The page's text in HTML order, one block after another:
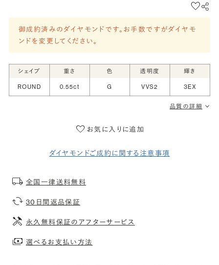
御成約済みのダイヤモンドです。お手数ですがダイヤモ
ンドを変更してください。
シェイプ 重さ 色 透明度 輝き
ROUND 0.55ct G VVS2 3EX
品質の詳細
お気に入りに追加
ダイヤモンドご成約に関する注意事項
全国一律送料無料
30日間返品保証
永久無料保証のアフターサービス
選べるお支払い方法